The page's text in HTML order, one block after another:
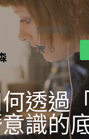
免費講座
0
透過
識的